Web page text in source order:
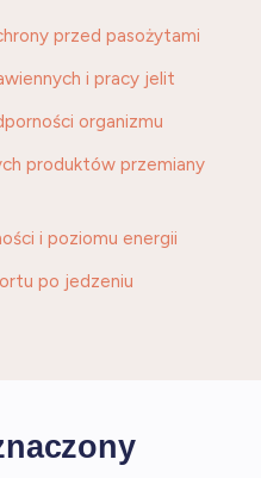
przed pasożytami
i pracy jelit
organizmu
produktów przemiany
i poziomu energii
po jedzeniu